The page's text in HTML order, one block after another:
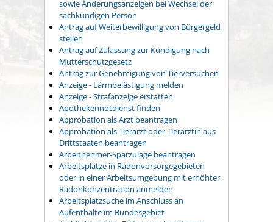
sowie Änderungsanzeigen bei Wechsel der
sachkundigen Person
Antrag auf Weiterbewilligung von Bürgergeld
stellen
Antrag auf Zulassung zur Kündigung nach
Mutterschutzgesetz
Antrag zur Genehmigung von Tierversuchen
Anzeige - Lärmbelästigung melden
Anzeige - Strafanzeige erstatten
Apothekennotdienst finden
Approbation als Arzt beantragen
Approbation als Tierarzt oder Tierärztin aus
Drittstaaten beantragen
Arbeitnehmer-Sparzulage beantragen
Arbeitsplätze in Radonvorsorgegebieten
oder in einer Arbeitsumgebung mit erhöhter
Radonkonzentration anmelden
Arbeitsplatzsuche im Anschluss an
Aufenthalte im Bundesgebiet